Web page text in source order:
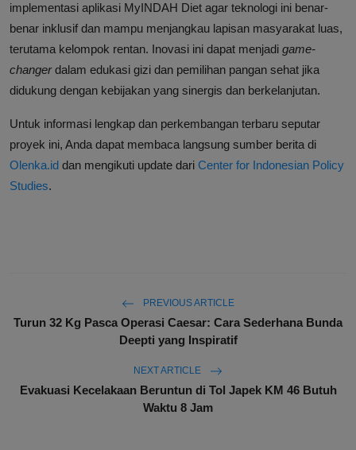
implementasi aplikasi MyINDAH Diet agar teknologi ini benar-
benar inklusif dan mampu menjangkau lapisan masyarakat luas,
terutama kelompok rentan. Inovasi ini dapat menjadi game-
changerdalam edukasi gizi dan pemilihan pangan sehat jika
didukung dengan kebijakan yang sinergis dan berkelanjutan.
Untuk informasi lengkap dan perkembangan terbaru seputar
proyek ini, Anda dapat membaca langsung sumber berita di
Olenka.id dan mengikuti update dari Center for Indonesian Policy
Studies.
PREVIOUS ARTICLE
Turun 32 Kg Pasca Operasi Caesar: Cara Sederhana Bunda
Deepti yang Inspiratif
NEXT ARTICLE
Evakuasi Kecelakaan Beruntun di Tol Japek KM 46 Butuh
Waktu 8 Jam